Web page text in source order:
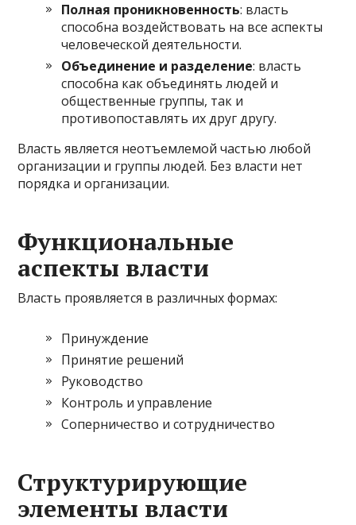
Полная проникновенность: власть
способна воздействовать на все аспекты
человеческой деятельности.
Объединение и разделение: власть
способна как объединять людей и
общественные группы, так и
противопоставлять их друг другу.
Власть является неотъемлемой частью любой
организации и группы людей. Без власти нет
порядка и организации.
Функциональные
аспекты власти
Власть проявляется в различных формах:
Принуждение
Принятие решений
Руководство
Контроль и управление
Соперничество и сотрудничество
Структурирующие
элементы власти